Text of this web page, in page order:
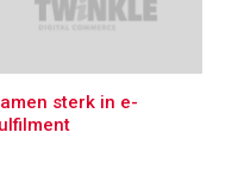
sterk in e-